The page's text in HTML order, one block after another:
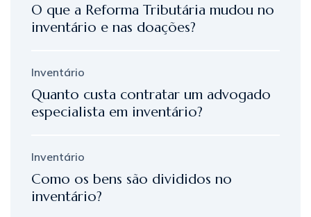
O que a Reforma Tributária mudou no
inventário e nas doações?
Inventário
Quanto custa contratar um advogado
especialista em inventário?
Inventário
Como os bens são divididos no
inventário?